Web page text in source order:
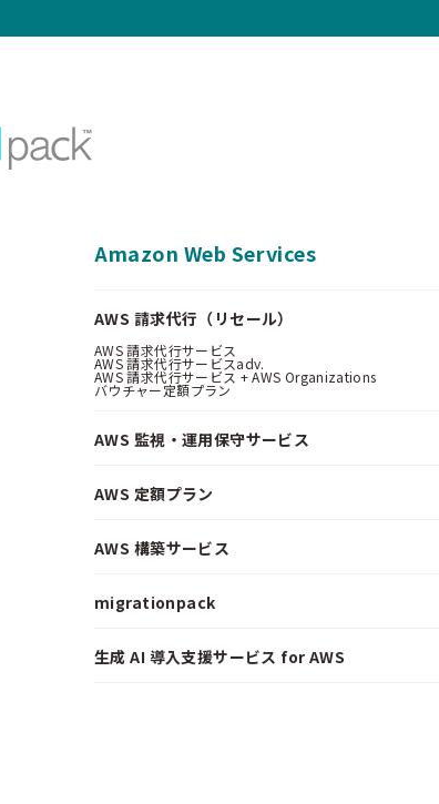
Amazon Web Services
AWS 請求代行（リセール）
AWS 請求代行サービス
AWS 請求代行サービスadv.
AWS 請求代行サービス + AWS Organizations
バウチャー定額プラン
AWS 監視・運用保守サービス
AWS 定額プラン
AWS 構築サービス
migrationpack
生成 AI 導入支援サービス for AWS